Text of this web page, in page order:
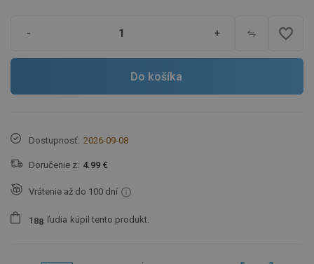
- + favorite_border
Do košíka
Dostupnosť: 2026-09-08
Doručenie z: 4.99 €
Vrátenie až do 100 dní
1 88 ľudia kúpil tento produkt.